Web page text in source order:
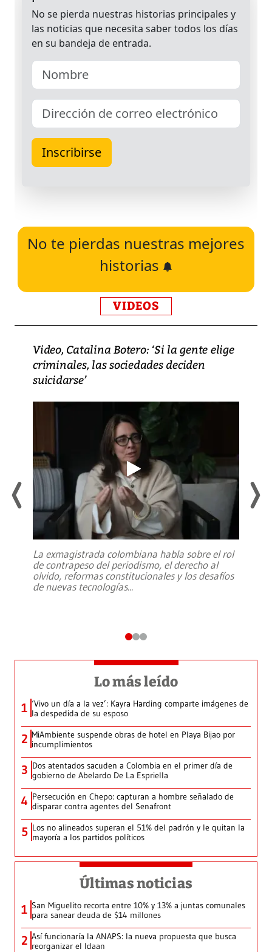
No te pierdas nuestras mejores
historias
VIDEOS
Video, Catalina Botero: ‘Si la gente elige
criminales, las sociedades deciden
suicidarse’
La exmagistrada colombiana habla sobre el rol
de contrapeso del periodismo, el derecho al
olvido, reformas constitucionales y los desafíos
de nuevas tecnologías...
Lo más leído
1 ‘Vivo un día a la vez’: Kayra Harding comparte imágenes de
la despedida de su esposo
2 MiAmbiente suspende obras de hotel en Playa Bijao por
incumplimientos
3 Dos atentados sacuden a Colombia en el primer día de
gobierno de Abelardo De La Espriella
4 Persecución en Chepo: capturan a hombre señalado de
disparar contra agentes del Senafront
5 Los no alineados superan el 51% del padrón y le quitan la
mayoría a los partidos políticos
Últimas noticias
1 San Miguelito recorta entre 10% y 13% a juntas comunales
para sanear deuda de $14 millones
2 Así funcionaría la ANAPS: la nueva propuesta que busca
reorganizar el Idaan